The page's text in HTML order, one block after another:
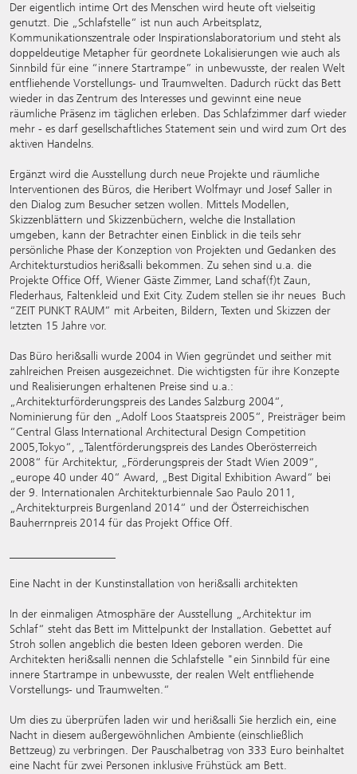
Der eigentlich intime Ort des Menschen wird heute oft vielseitig
genutzt. Die „Schlafstelle“ ist nun auch Arbeitsplatz,
Kommunikationszentrale oder Inspirationslaboratorium und steht als
doppeldeutige Metapher für geordnete Lokalisierungen wie auch als
Sinnbild für eine “innere Startrampe” in unbewusste, der realen Welt
entfliehende Vorstellungs- und Traumwelten. Dadurch rückt das Bett
wieder in das Zentrum des Interesses und gewinnt eine neue
räumliche Präsenz im täglichen erleben. Das Schlafzimmer darf wieder
mehr - es darf gesellschaftliches Statement sein und wird zum Ort des
aktiven Handelns.
Ergänzt wird die Ausstellung durch neue Projekte und räumliche
Interventionen des Büros, die Heribert Wolfmayr und Josef Saller in
den Dialog zum Besucher setzen wollen. Mittels Modellen,
Skizzenblättern und Skizzenbüchern, welche die Installation
umgeben, kann der Betrachter einen Einblick in die teils sehr
persönliche Phase der Konzeption von Projekten und Gedanken des
Architekturstudios heri&salli bekommen. Zu sehen sind u.a. die
Projekte Office Off, Wiener Gäste Zimmer, Land schaf(f)t Zaun,
Flederhaus, Faltenkleid und Exit City. Zudem stellen sie ihr neues Buch
“ZEIT PUNKT RAUM” mit Arbeiten, Bildern, Texten und Skizzen der
letzten 15 Jahre vor.
Das Büro heri&salli wurde 2004 in Wien gegründet und seither mit
zahlreichen Preisen ausgezeichnet. Die wichtigsten für ihre Konzepte
und Realisierungen erhaltenen Preise sind u.a.:
„Architekturförderungspreis des Landes Salzburg 2004“,
Nominierung für den „Adolf Loos Staatspreis 2005“, Preisträger beim
“Central Glass International Architectural Design Competition
2005,Tokyo“, „Talentförderungspreis des Landes Oberösterreich
2008“ für Architektur, „Förderungspreis der Stadt Wien 2009“,
„europe 40 under 40“ Award, „Best Digital Exhibition Award“ bei
der 9. Internationalen Architekturbiennale Sao Paulo 2011,
„Architekturpreis Burgenland 2014“ und der Österreichischen
Bauherrnpreis 2014 für das Projekt Office Off.
Eine Nacht in der Kunstinstallation von heri&salli architekten
In der einmaligen Atmosphäre der Ausstellung „Architektur im
Schlaf“ steht das Bett im Mittelpunkt der Installation. Gebettet auf
Stroh sollen angeblich die besten Ideen geboren werden. Die
Architekten heri&salli nennen die Schlafstelle "ein Sinnbild für eine
innere Startrampe in unbewusste, der realen Welt entfliehende
Vorstellungs- und Traumwelten.“
Um dies zu überprüfen laden wir und heri&salli Sie herzlich ein, eine
Nacht in diesem außergewöhnlichen Ambiente (einschließlich
Bettzeug) zu verbringen. Der Pauschalbetrag von 333 Euro beinhaltet
eine Nacht für zwei Personen inklusive Frühstück am Bett.